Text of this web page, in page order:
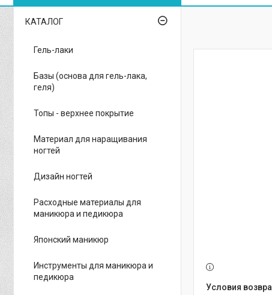
КАТАЛОГ
Гель-лаки
Базы (основа для гель-лака,
геля)
Топы - верхнее покрытие
Материал для наращивания
ногтей
Дизайн ногтей
Расходные материалы для
маникюра и педикюра
Японский маникюр
Инструменты для маникюра и
педикюра